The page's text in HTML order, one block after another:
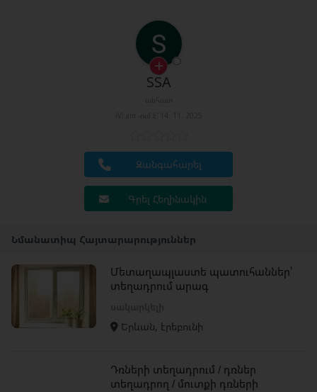
SSA
Զանգահարել
Գրել Հեղինակին
Նմանատիպ Հայտարարություններ
Մետաղապլաստե պատուհաններ՝
տեղադրում արագ
Երևան, էրեբունի
Դռների տեղադրում / դռներ
տեղադրող / մուտքի դռների